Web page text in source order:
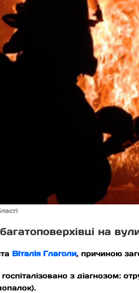
на
Віталія Глаголи, причиною
з діагнозом: